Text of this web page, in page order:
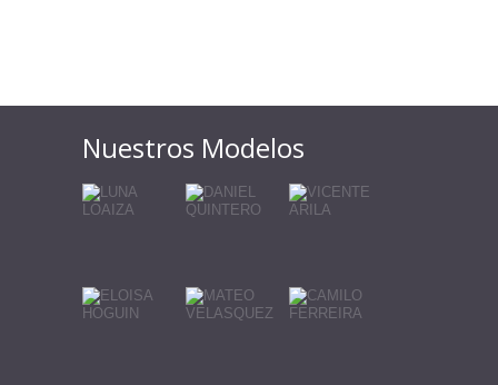
Nuestros Modelos